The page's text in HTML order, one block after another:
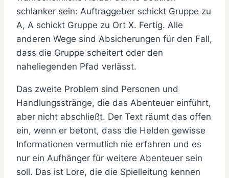
schlanker sein: Auftraggeber schickt Gruppe zu
A, A schickt Gruppe zu Ort X. Fertig. Alle
anderen Wege sind Absicherungen für den Fall,
dass die Gruppe scheitert oder den
naheliegenden Pfad verlässt.
Das zweite Problem sind Personen und
Handlungsstränge, die das Abenteuer einführt,
aber nicht abschließt. Der Text räumt das offen
ein, wenn er betont, dass die Helden gewisse
Informationen vermutlich nie erfahren und es
nur ein Aufhänger für weitere Abenteuer sein
soll. Das ist Lore, die die Spielleitung kennen